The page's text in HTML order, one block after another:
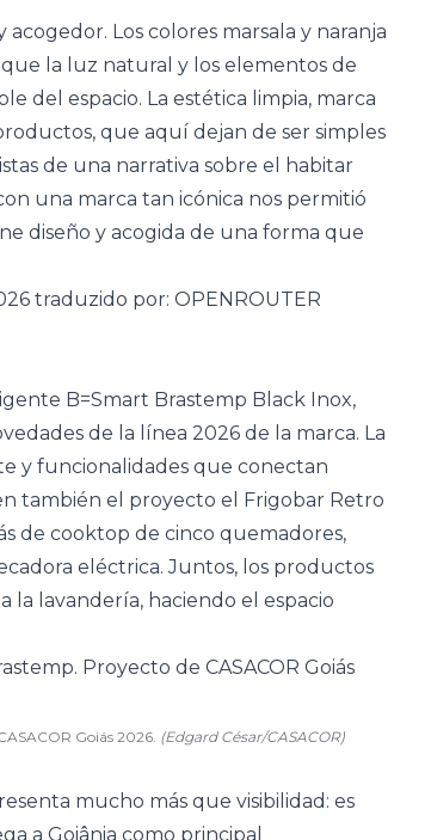
Los colores marsala y naranja
la luz natural y los elementos de
del espacio. La estética limpia, marca
que aquí dejan de ser simples
de una narrativa sobre el habitar
una marca tan icónica nos permitió
diseño y acogida de una forma que
B=Smart Brastemp Black Inox,
de la línea 2026 de la marca. La
y funcionalidades que conectan
también el proyecto el Frigobar Retro
de cooktop de cinco quemadores,
eléctrica. Juntos, los productos
la lavandería, haciendo el espacio
Goiás 2026. (Edgard César/CASACOR)
mucho más que visibilidad: es
a Goiânia como principal